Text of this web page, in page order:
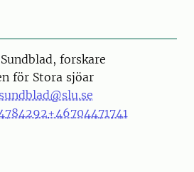
forskare
för Stora sjöar
+46704471741